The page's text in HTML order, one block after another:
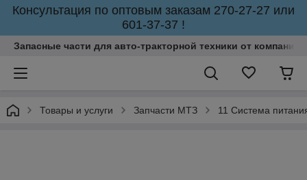
Консультация по оптовым заказам 270-27-27 или
601-37-37 !
Запасные части для авто-тракторной техники от
Товары и услуги Запчасти МТЗ 11 Система